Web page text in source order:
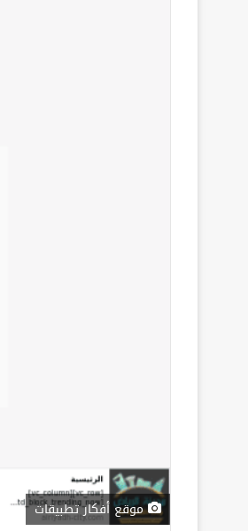
موقع أفكار تطبيقات